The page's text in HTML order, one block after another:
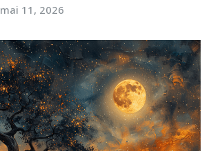
mai 11, 2026